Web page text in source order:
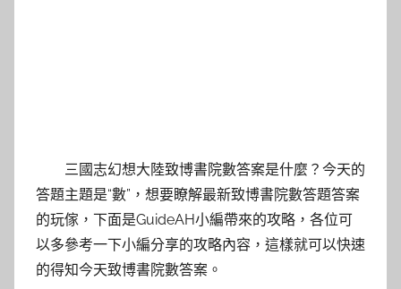
三國志幻想大陸致博書院數答案是什麼？今天的
答題主題是“數”，想要瞭解最新致博書院數答題答案
的玩傢，下面是GuideAH小編帶來的攻略，各位可
以多參考一下小編分享的攻略內容，這樣就可以快速
的得知今天致博書院數答案。